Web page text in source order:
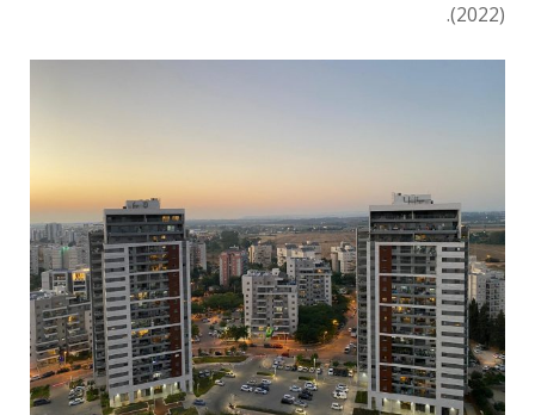
(2022).